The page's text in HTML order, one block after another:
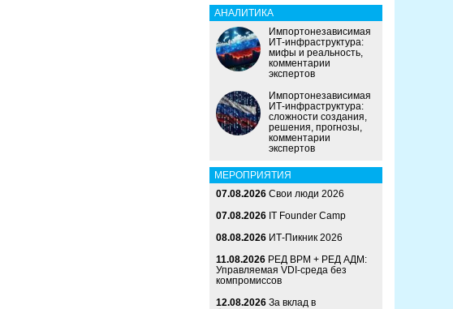
АНАЛИТИКА
Импортонезависимая
ИТ-инфраструктура:
мифы и реальность,
комментарии
экспертов
Импортонезависимая
ИТ-инфраструктура:
сложности создания,
решения, прогнозы,
комментарии
экспертов
МЕРОПРИЯТИЯ
07.08.2026 Свои люди 2026
07.08.2026 IT Founder Camp
08.08.2026 ИТ-Пикник 2026
11.08.2026 РЕД ВРМ + РЕД АДМ:
Управляемая VDI-среда без
компромиссов
12.08.2026 За вклад в